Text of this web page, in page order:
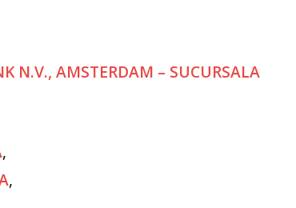
AMSTERDAM – SUCURSALA
,
,